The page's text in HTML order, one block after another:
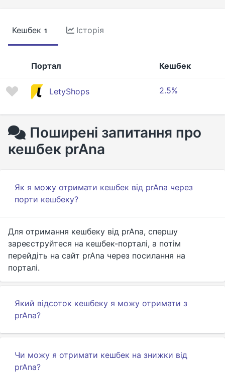
Кешбек 1 Історія
Портал Кешбек
LetyShops 2.5%
Поширені запитання про
кешбек prAna
Як я можу отримати кешбек від prAna через
порти кешбеку?
Для отримання кешбеку від prAna, спершу
зареєструйтеся на кешбек-порталі, а потім
перейдіть на сайт prAna через посилання на
порталі.
Який відсоток кешбеку я можу отримати з
prAna?
Чи можу я отримати кешбек на знижки від
prAna?